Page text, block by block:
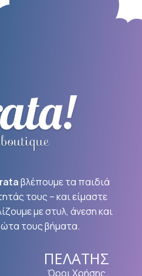
βλέπουμε τα παιδιά
τους – και είμαστε
με στυλ, άνεση και
τους βήματα.
ΠΕΛΆΤΗΣ
Όροι Χρήσης